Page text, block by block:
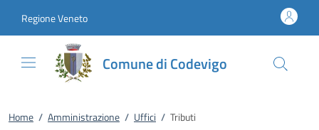
Regione Veneto
Comune di Codevigo
Home / Amministrazione / Uffici / Tributi